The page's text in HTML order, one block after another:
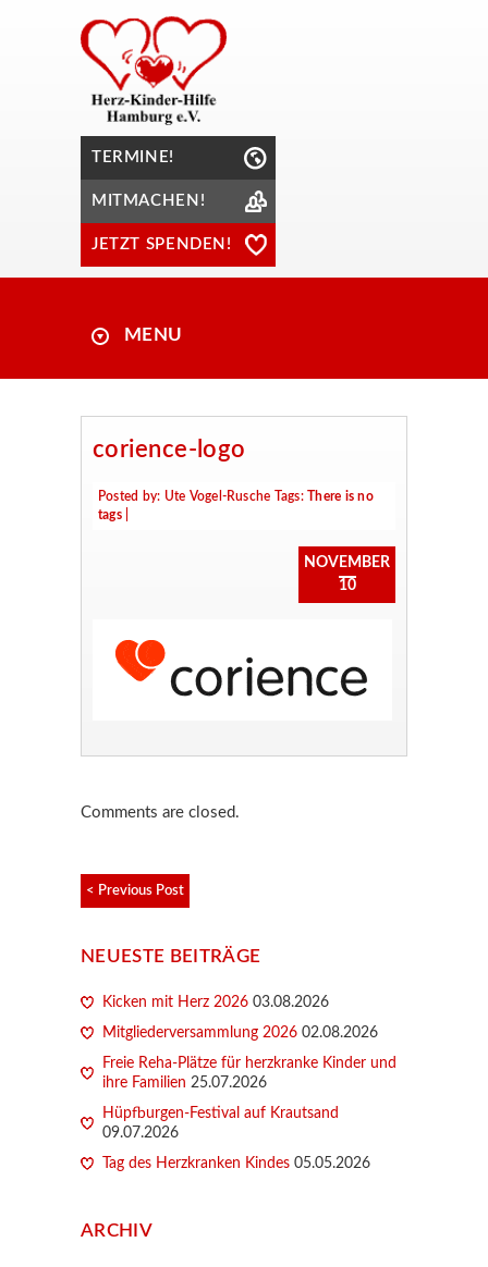
TERMINE!
MITMACHEN!
JETZT SPENDEN!
MENU
corience-logo
Posted by: Ute Vogel-Rusche Tags:There is no
tags
NOVEMBER
10
Comments are closed.
< Previous Post
NEUESTE BEITRÄGE
Kicken mit Herz 2026 03.08.2026
Mitgliederversammlung 2026 02.08.2026
Freie Reha-Plätze für herzkranke Kinder und
ihre Familien 25.07.2026
Hüpfburgen-Festival auf Krautsand
09.07.2026
Tag des Herzkranken Kindes 05.05.2026
ARCHIV